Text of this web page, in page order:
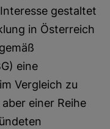
ge­staltet
in Österreich
eine
Vergleich zu
einer Reihe